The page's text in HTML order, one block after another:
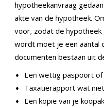
hypotheekanvraag
akte van de hypotheek.
voor, zodat de hypotheek
wordt moet je een aantal
documenten bestaan uit
Een wettig paspoort of
Taxatierapport wat
Een kopie van je